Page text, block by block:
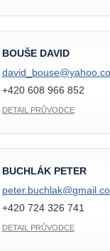
BOUŠE DAVID
david_bouse@
+420 608 966 852
DETAIL PRŮVODCE
BUCHLÁK PETER
peter.buchlak@
+420 724 326 741
DETAIL PRŮVODCE